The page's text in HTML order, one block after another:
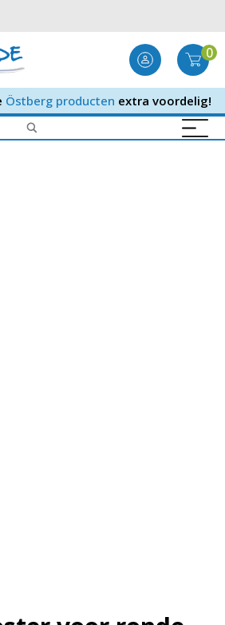
0
Östberg producten extra voordelig!